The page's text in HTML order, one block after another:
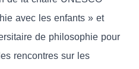
avec les enfants » et
de philosophie pour
rencontres sur les